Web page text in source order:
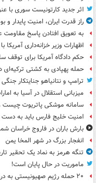
اثر جدید کارتونیست سوری با
راز قدرت ایران، امنیت پایدار
به تعویق افتادن پاسخ مقاومت
اظهارات وزیر خزانه‌داری
حکم دادگاه آمریکا برای
حمله پهپادی به کشتی ترکیه‌ای
ترامپ و نتانیاهو جنایتکار
میزبانی استقلال در آسیا به
سامانه موشکی پاتریوت چیست
امنیت خلیج فارس باید به
بارش باران در فاروج خراسان
انفجار بزرگ در شهر المخا یمن
تنگه هرمز به نماد یک تحقیر
ماموریت در حال پایان است!
۲۰ حمله رژیم صهیونیستی به درعا و قنیطره در یک هفته